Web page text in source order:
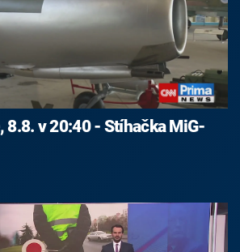
8.8. v 20:40 - Stíhačka MiG-